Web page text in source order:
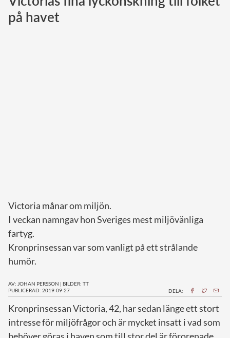
på havet
Victoria månar om miljön.
I veckan namngav hon Sveriges mest miljövänliga
fartyg.
Kronprinsessan var som vanligt på ett strålande
humör.
AV: JOHAN PERSSON | BILDER: TT
PUBLICERAD: 2019-09-27
DELA:
Kronprinsessan Victoria, 42, har sedan länge ett stort
intresse för miljöfrågor och är mycket insatt i vad som
behöver göras i haven som till stor del är förorenade